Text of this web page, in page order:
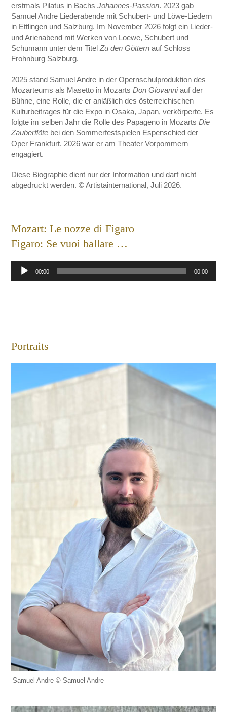
erstmals Pilatus in BachsJohannes-Passion. 2023 gab
Samuel Andre Liederabende mit Schubert- und Löwe-Liedern
in Ettlingen und Salzburg. Im November 2026 folgt ein Lieder-
und Arienabend mit Werken von Loewe, Schubert und
Schumann unter dem TitelZu den Göttern auf Schloss
Frohnburg Salzburg.
2025 stand Samuel Andre in der Opernschulproduktion des
Mozarteums als Masetto in MozartsDon Giovanniauf der
Bühne, eine Rolle, die er anläßlich des österreichischen
Kulturbeitrages für die Expo in Osaka, Japan, verkörperte. Es
folgte im selben Jahr die Rolle des Papageno in MozartsDie
Zauberflöte bei den Sommerfestspielen Espenschied der
Oper Frankfurt. 2026 war er am Theater Vorpommern
engagiert.
Diese Biographie dient nur der Information und darf nicht
abgedruckt werden. © Artistainternational, Juli 2026.
Mozart: Le nozze di Figaro
Figaro: Se vuoi ballare …
Audio-
Player
00:00 00:00
Portraits
Samuel Andre © Samuel Andre